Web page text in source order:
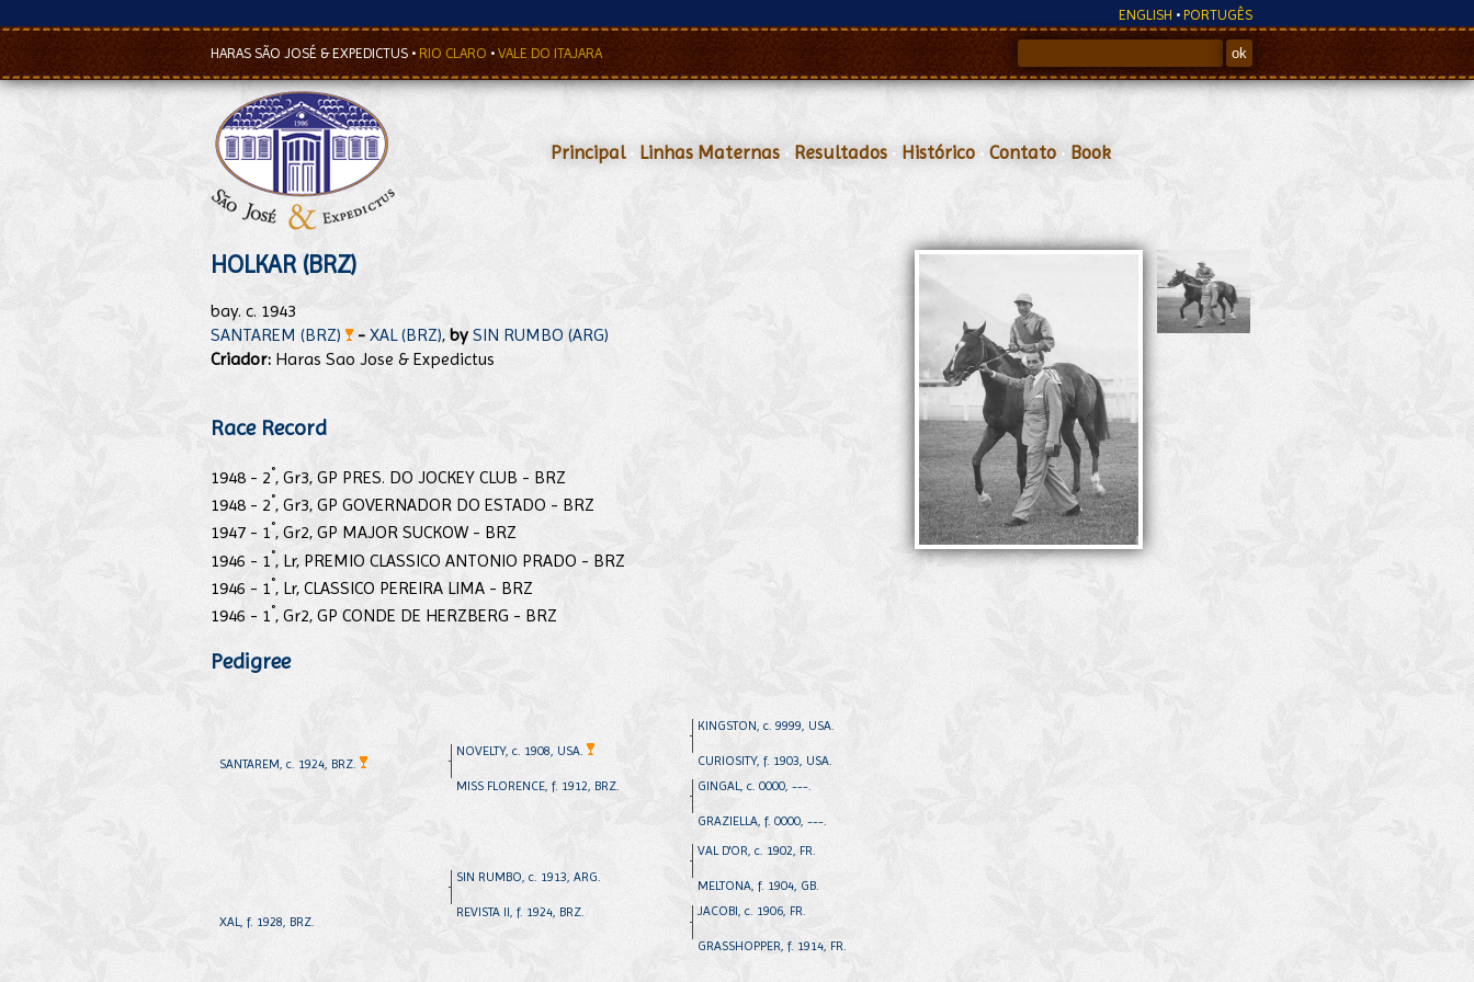
ENGLISH • PORTUGÊS
HARAS SÃO JOSÉ & EXPEDICTUS • RIO CLARO •VALE DO ITAJARA
Principal• Linhas Maternas • Resultados • Histórico • Contato • Book
HOLKAR (BRZ)
bay. c. 1943
SANTAREM (BRZ)
- XAL (BRZ), by SIN RUMBO (ARG)
Criador: Haras Sao Jose & Expedictus
Race Record
1948 - 2°, Gr3, GP PRES. DO JOCKEY CLUB - BRZ
1948 - 2°, Gr3, GP GOVERNADOR DO ESTADO - BRZ
1947 - 1°, Gr2, GP MAJOR SUCKOW - BRZ
1946 - 1°, Lr, PREMIO CLASSICO ANTONIO PRADO - BRZ
1946 - 1°, Lr, CLASSICO PEREIRA LIMA - BRZ
1946 - 1°, Gr2, GP CONDE DE HERZBERG - BRZ
Pedigree
SANTAREM, c. 1924, BRZ.
XAL, f. 1928, BRZ.
NOVELTY, c. 1908, USA.
MISS FLORENCE, f. 1912, BRZ.
SIN RUMBO, c. 1913, ARG.
REVISTA II, f. 1924, BRZ.
KINGSTON, c. 9999, USA.
CURIOSITY, f. 1903, USA.
GINGAL, c. 0000, ---.
GRAZIELLA, f. 0000, ---.
VAL D'OR, c. 1902, FR.
MELTONA, f. 1904, GB.
JACOBI, c. 1906, FR.
GRASSHOPPER, f. 1914, FR.